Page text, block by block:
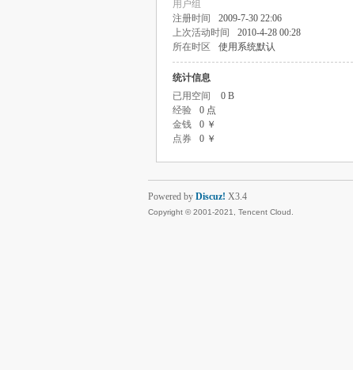
用户组
注册时间
2009-7-30 22:06
上次活动时间
2010-4-28 00:28
所在时区
使用系统默认
统计信息
已用空间
0 B
经验
0 点
金钱
0 ￥
点券
0 ￥
Powered by Discuz! X3.4
Copyright © 2001-2021, Tencent Cloud.